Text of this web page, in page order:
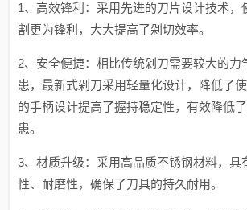
1、高效锋利：采用先进的刀片设计技术，
割更为锋利，大大提高了剁切效率。
2、安全便捷：相比传统剁刀需要较大的力
患，最新式剁刀采用轻量化设计，降低了
的手柄设计提高了握持稳定性，有效降低
患。
3、材质升级：采用高品质不锈钢材料，具
性、耐磨性，确保了刀具的持久耐用。